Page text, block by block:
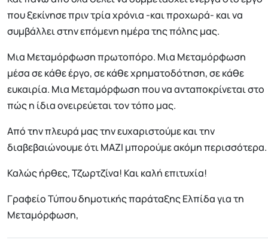
που ξεκίνησε πριν τρία χρόνια -και προχωρά- και να
συμβάλλει στην επόμενη ημέρα της πόλης μας.
Μια Μεταμόρφωση πρωτοπόρο. Μια Μεταμόρφωση
μέσα σε κάθε έργο, σε κάθε χρηματοδότηση, σε κάθε
ευκαιρία. Μια Μεταμόρφωση που να ανταποκρίνεται στο
πώς η ίδια ονειρεύεται τον τόπο μας.
Από την πλευρά μας την ευχαριστούμε και την
διαβεβαιώνουμε ότι ΜΑΖΙ μπορούμε ακόμη περισσότερα.
Καλώς ήρθες, Τζωρτζίνα! Και καλή επιτυχία!
Γραφείο Τύπου δημοτικής παράταξης Ελπίδα για τη
Μεταμόρφωση,